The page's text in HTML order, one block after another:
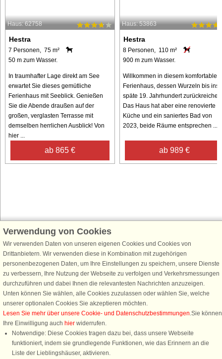
Haus: 62758
Hestra
7 Personen, 75 m²
50 m zum Wasser.
In traumhafter Lage direkt am See
erwartet Sie dieses gemütliche
Ferienhaus mit Seeblick. Genießen
Sie die Abende draußen auf der
großen, verglasten Terrasse mit
demselben herrlichen Ausblick! Von
hier ...
ab 865 €
Haus: 53863
Hestra
8 Personen, 110 m²
900 m zum Wasser.
Willkommen in diesem komfortablen
Ferienhaus, dessen Wurzeln bis ins
späte 19. Jahrhundert
Das Haus hat aber eine renovierte
Küche und ein saniertes Bad von
2023, beide Räume entsprechen ...
ab 989 €
Schließen Sie sich 100.000 Ferienhaus-Fans an
Erhalten Sie einenWillkommensgutschein von 25 € für Ihren nächsten
Ferienhausurlaub - melden Sie sich einfach für den DanCenter Newsletter
an. Verpassen Sie nie wieder exklusive Angebote, Gewinnspiele und
Urlaubstipps!
Newsletter abonnieren
Verwendung von Cookies
Wir verwenden Daten von unseren eigenen Cookies und Cookies von
Drittanbietern. Wir verwenden diese in Kombination mit zugehörigen
personenbezogenen Daten, um Ihre Einstellungen zu speichern, unsere Dienste
zu verbessern, Ihre Nutzung der Webseite zu verfolgen und Verkehrsmessungen
durchzuführen und dabei Ihnen die relevantesten Nachrichten anzuzeigen.
Unten können Sie wählen, alle Cookies zuzulassen oder wählen Sie, welche
unserer optionalen Cookies Sie akzeptieren möchten.
Lesen Sie mehr über unsere Cookie- und Datenschutzbestimmungen.Sie können
Ihre Einwilligung auch hier widerrufen.
Notwendige: Diese Cookies tragen dazu bei, dass unsere Webseite
funktioniert, indem sie grundlegende Funktionen, wie das Erinnern an die
Liste der Lieblingshäuser, aktivieren.